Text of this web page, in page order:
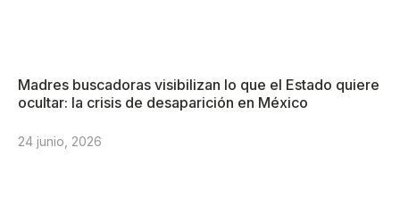
Madres buscadoras visibilizan lo que el Estado quiere
ocultar: la crisis de desaparición en México
24 junio, 2026